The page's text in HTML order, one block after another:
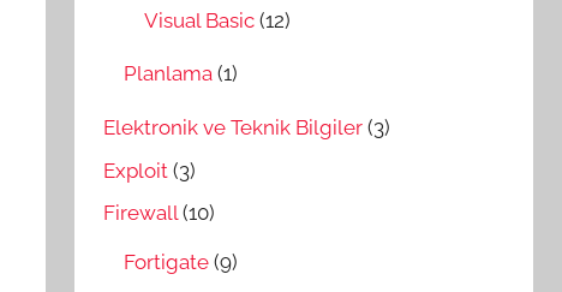
Visual Basic (12)
Planlama (1)
Elektronik ve Teknik Bilgiler (3)
Exploit (3)
Firewall(10)
Fortigate (9)